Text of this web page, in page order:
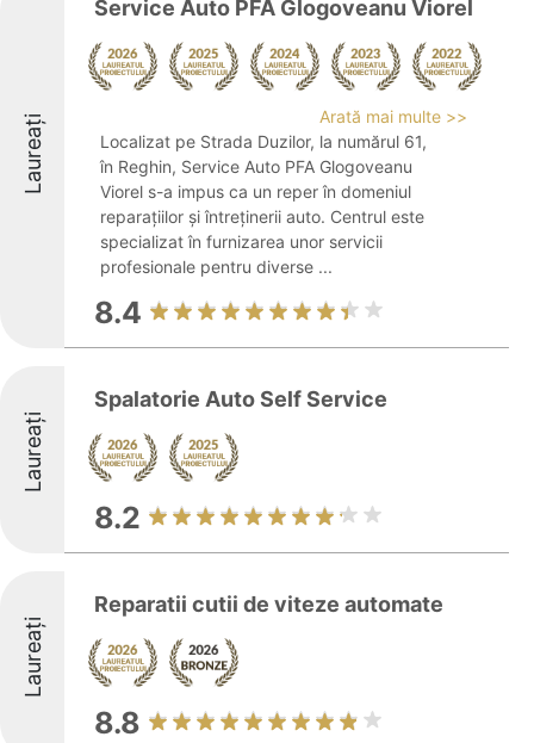
Laureați
Service Auto PFA Glogoveanu Viorel
Arată mai multe >>
Localizat pe Strada Duzilor, la numărul 61,
în Reghin, Service Auto PFA Glogoveanu
Viorel s-a impus ca un reper în domeniul
reparațiilor și întreținerii auto. Centrul este
specializat în furnizarea unor servicii
profesionale pentru diverse ...
8.4
Laureați
Spalatorie Auto Self Service
8.2
Laureați
Reparatii cutii de viteze automate
8.8